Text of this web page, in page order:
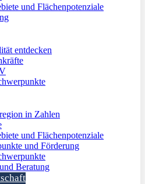
und Flächenpotenziale
entdecken
in Zahlen
und Flächenpotenziale
und Förderung
Beratung